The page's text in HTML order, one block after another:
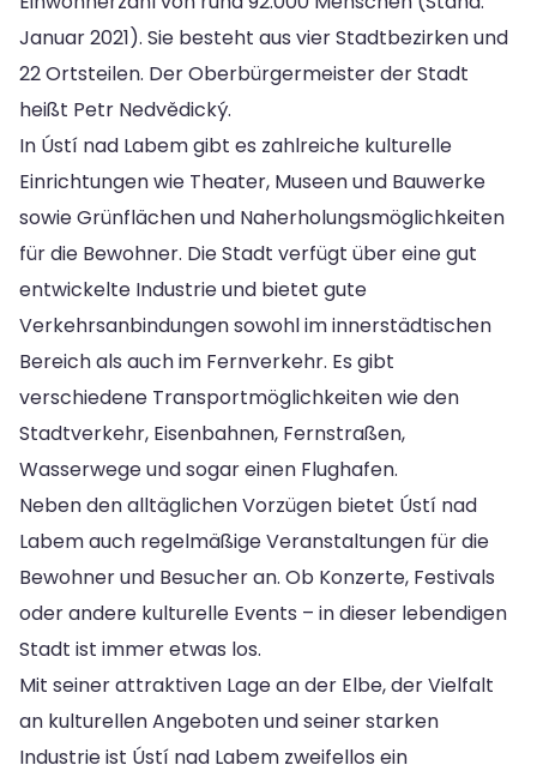
Januar 2021). Sie besteht aus vier Stadtbezirken und
22 Ortsteilen. Der Oberbürgermeister der Stadt
heißt Petr Nedvědický.
In Ústí nad Labem gibt es zahlreiche kulturelle
Einrichtungen wie Theater, Museen und Bauwerke
sowie Grünflächen und Naherholungsmöglichkeiten
für die Bewohner. Die Stadt verfügt über eine gut
entwickelte Industrie und bietet gute
Verkehrsanbindungen sowohl im innerstädtischen
Bereich als auch im Fernverkehr. Es gibt
verschiedene Transportmöglichkeiten wie den
Stadtverkehr, Eisenbahnen, Fernstraßen,
Wasserwege und sogar einen Flughafen.
Neben den alltäglichen Vorzügen bietet Ústí nad
Labem auch regelmäßige Veranstaltungen für die
Bewohner und Besucher an. Ob Konzerte, Festivals
oder andere kulturelle Events – in dieser lebendigen
Stadt ist immer etwas los.
Mit seiner attraktiven Lage an der Elbe, der Vielfalt
an kulturellen Angeboten und seiner starken
Industrie ist Ústí nad Labem zweifellos ein